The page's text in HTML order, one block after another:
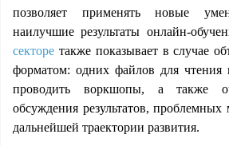
позволяет применять новые
наилучшие результаты онлайн-
секторе также показывает в случае
форматом: одних файлов для чтения
проводить воркшопы, а также
обсуждения результатов,
дальнейшей траектории развития.